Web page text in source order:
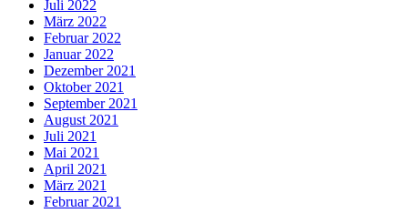
Juli 2022
März 2022
Februar 2022
Januar 2022
Dezember 2021
Oktober 2021
September 2021
August 2021
Juli 2021
Mai 2021
April 2021
März 2021
Februar 2021